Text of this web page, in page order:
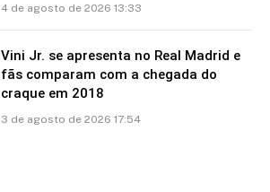
4 de agosto de 2026 13:33
Vini Jr. se apresenta no Real Madrid e
fãs comparam com a chegada do
craque em 2018
3 de agosto de 2026 17:54